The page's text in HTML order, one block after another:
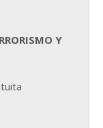
Y